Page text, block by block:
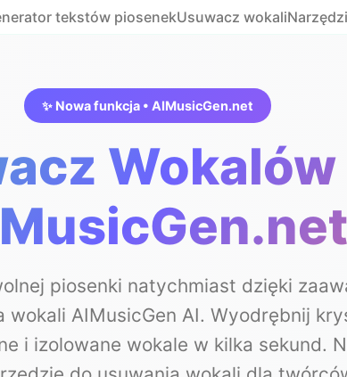
tekstów piosenekUsuwacz wokali
✨ Nowa funkcja • AIMusicGen.net
piosenki natychmiast dzięki
wokali AIMusicGen AI. Wyodrębnij
i izolowane wokale w kilka sekund.